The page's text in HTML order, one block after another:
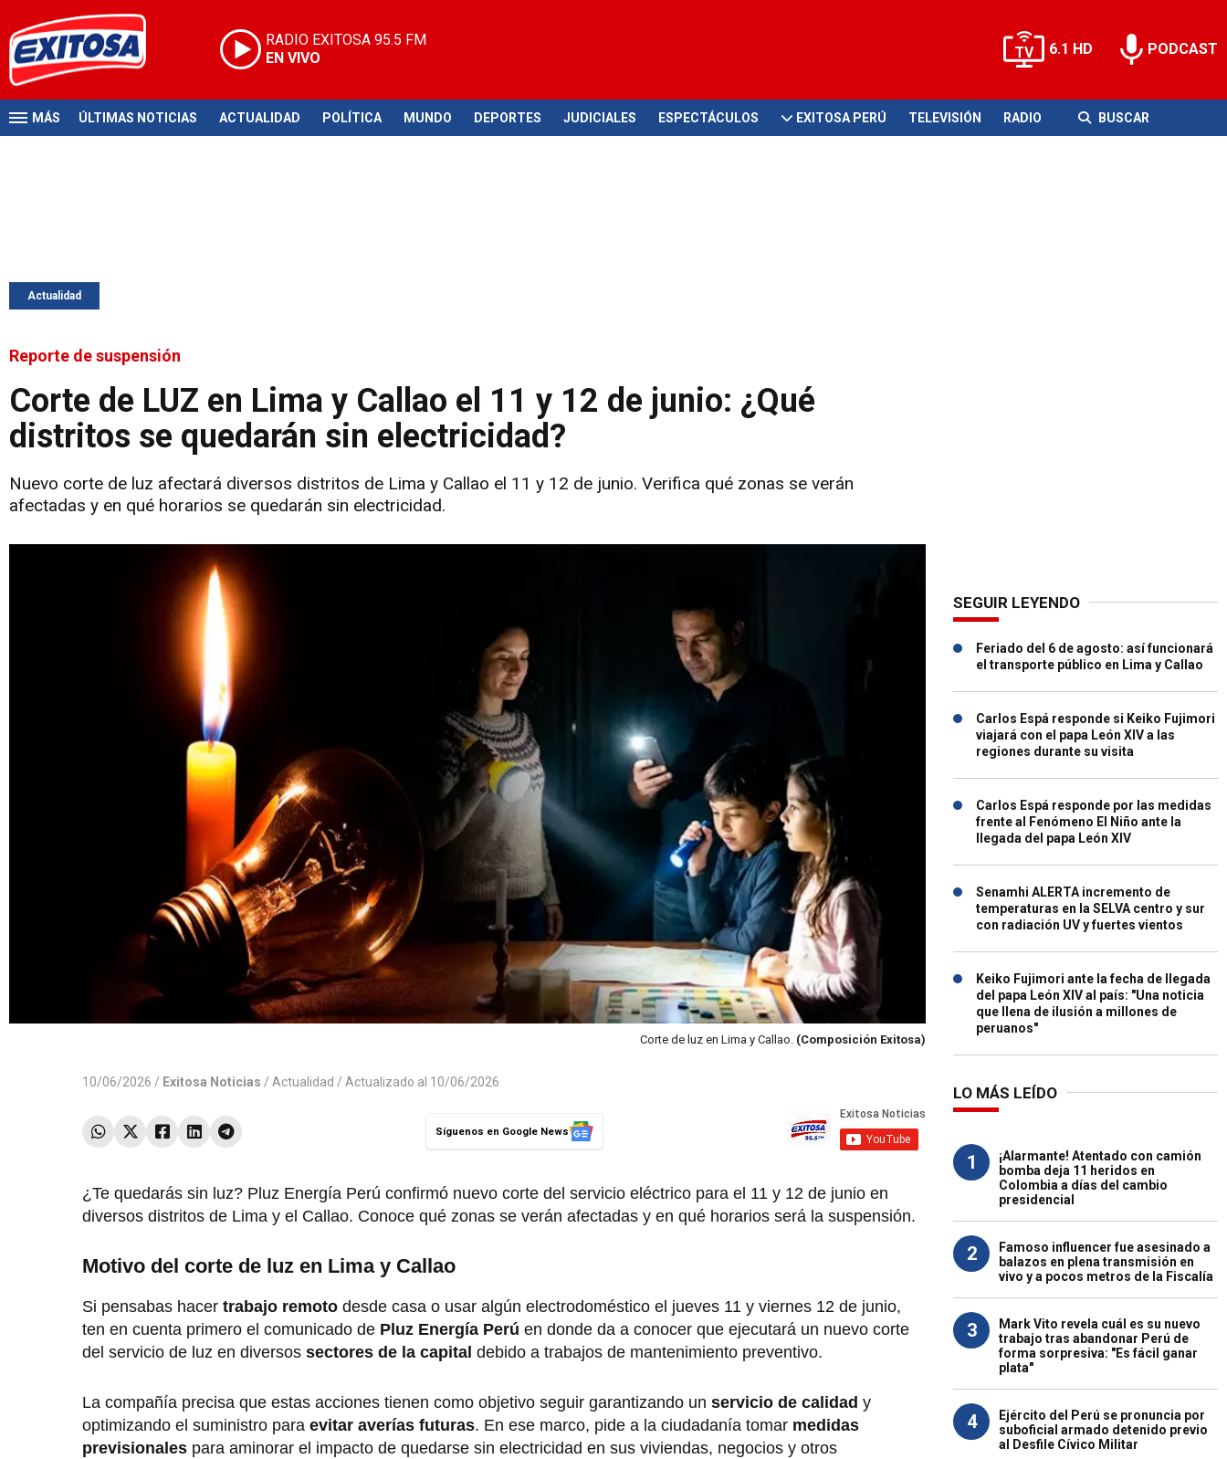
RADIO EXITOSA 95.5 FM
EN VIVO
6.1 HD PODCAST
MÁS ÚLTIMAS NOTICIAS ACTUALIDAD POLÍTICA MUNDO DEPORTES JUDICIALES ESPECTÁCULOS EXITOSA PERÚ TELEVISIÓN RADIO BUSCAR
Actualidad
Reporte de suspensión
Corte de LUZ en Lima y Callao el 11 y 12 de junio: ¿Qué
distritos se quedarán sin electricidad?
Nuevo corte de luz afectará diversos distritos de Lima y Callao el 11 y 12 de junio. Verifica qué zonas se verán
afectadas y en qué horarios se quedarán sin electricidad.
Corte de luz en Lima y Callao. (Composición Exitosa)
10/06/2026 / Exitosa Noticias / Actualidad / Actualizado al 10/06/2026
Síguenos en Google News
¿Te quedarás sin luz? Pluz Energía Perú confirmó nuevo corte del servicio eléctrico para el 11 y 12 de junio en
diversos distritos de Lima y el Callao. Conoce qué zonas se verán afectadas y en qué horarios será la suspensión.
Motivo del corte de luz en Lima y Callao
Si pensabas hacer trabajo remoto desde casa o usar algún electrodoméstico el jueves 11 y viernes 12 de junio,
ten en cuenta primero el comunicado de Pluz Energía Perú en donde da a conocer que ejecutará un nuevo corte
del servicio de luz en diversos sectores de la capital debido a trabajos de mantenimiento preventivo.
La compañía precisa que estas acciones tienen como objetivo seguir garantizando un servicio de calidad y
optimizando el suministro para evitar averías futuras. En ese marco, pide a la ciudadanía tomar medidas
previsionales para aminorar el impacto de quedarse sin electricidad en sus viviendas, negocios y otros
SEGUIR LEYENDO
Feriado del 6 de agosto: así funcionará
el transporte público en Lima y Callao
Carlos Espá responde si Keiko Fujimori
viajará con el papa León XIV a las
regiones durante su visita
Carlos Espá responde por las medidas
frente al Fenómeno El Niño ante la
llegada del papa León XIV
Senamhi ALERTA incremento de
temperaturas en la SELVA centro y sur
con radiación UV y fuertes vientos
Keiko Fujimori ante la fecha de llegada
del papa León XIV al país: "Una noticia
que llena de ilusión a millones de
peruanos"
LO MÁS LEÍDO
1
¡Alarmante! Atentado con camión
bomba deja 11 heridos en
Colombia a días del cambio
presidencial
2
Famoso influencer fue asesinado a
balazos en plena transmisión en
vivo y a pocos metros de la Fiscalía
3
Mark Vito revela cuál es su nuevo
trabajo tras abandonar Perú de
forma sorpresiva: "Es fácil ganar
plata"
4
Ejército del Perú se pronuncia por
suboficial armado detenido previo
al Desfile Cívico Militar